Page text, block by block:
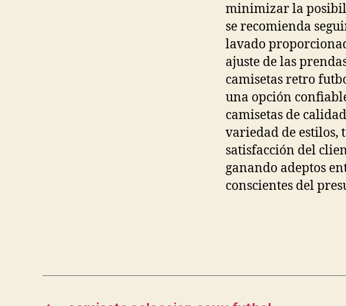
minimizar la
se recomienda
lavado
ajuste de las
camisetas retro
una opción
camisetas de
variedad de estilos,
satisfacción del
ganando adeptos
conscientes del